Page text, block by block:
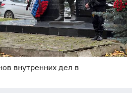
внутренних дел в